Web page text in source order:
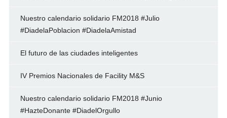
Nuestro calendario solidario FM2018 #Julio
#DiadelaPoblacion #DiadelaAmistad
El futuro de las ciudades inteligentes
IV Premios Nacionales de Facility M&S
Nuestro calendario solidario FM2018 #Junio
#HazteDonante #DiadelOrgullo